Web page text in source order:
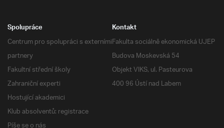
Spolupráce
Centrum pro spolupráci s externími
partnery
Fakultní střední školy
Zahraniční experti
Hostující akademici
Klub absolventů: registrace
Kontakt
Fakulta sociálně ekonomická UJEP
Budova Moskevská 54
Objekt VIKS, ul. Pasteurova
400 96 Ústí nad Labem